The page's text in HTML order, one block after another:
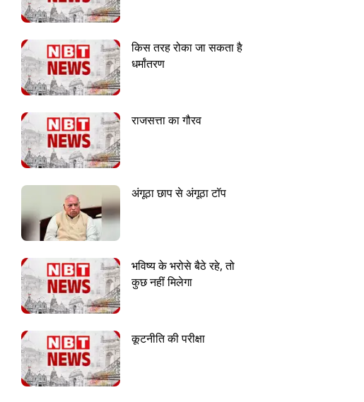
किस तरह रोका जा सकता है
धर्मांतरण
राजसत्ता का गौरव
अंगूठा छाप से अंगूठा टॉप
भविष्य के भरोसे बैठे रहे, तो
कुछ नहीं मिलेगा
कूटनीति की परीक्षा